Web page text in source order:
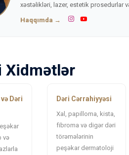
xəstəlikləri, lazer, estetik prosedurlar
Haqqımda →
Xidmətlər
və Dəri
və
Dəri Cərrahiyyəsi
Xal, papilloma, kista,
fibroma və digər dəri
törəmələrinin
peşəkar dermatoloji